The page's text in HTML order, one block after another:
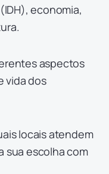
economia,
aspectos
vida dos
locais atendem
sua escolha com